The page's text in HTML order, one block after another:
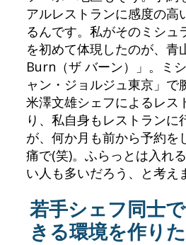
アルレストランに感度の高
るんです。私がそのミシュ
を初めて体現したのが、青
Burn（ザ バーン）」。ミ
ャン・ジョルジュ東京」で
米澤文雄シェフによるレス
り、私自身もレストランに
が、何か月も前から予約を
痛で(笑)。ふらっとは入れ
い人も多いだろう、と考え
若手シェフ同士
きる環境を作り